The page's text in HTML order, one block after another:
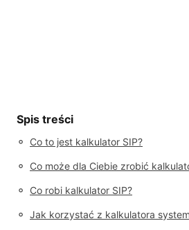
Spis treści
◦ Co to jest kalkulator SIP?
◦ Co może dla Ciebie zrobić
◦ Co robi kalkulator SIP?
◦ Jak korzystać z kalkulatora